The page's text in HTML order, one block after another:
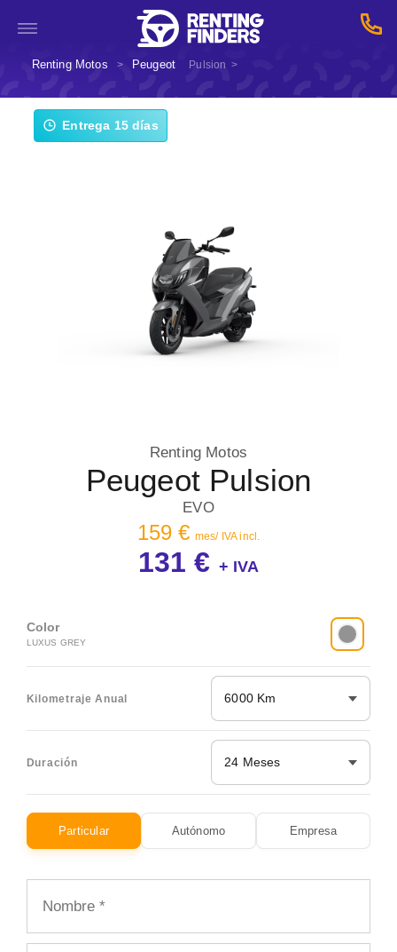
Renting Motos > Peugeot Pulsion >
Entrega 15 días
Renting Motos
Peugeot Pulsion
EVO
159 € mes/ IVA incl.
131 € + IVA
Color
LUXUS GREY
Kilometraje Anual 6000 Km
Duración 24 Meses
Particular Autónomo Empresa